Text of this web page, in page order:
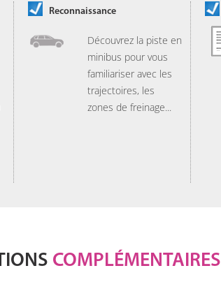
Reconnaissance
Découvrez la piste en
minibus pour vous
familiariser avec les
trajectoires, les
zones de freinage...
COMPLÉMENTAIRES